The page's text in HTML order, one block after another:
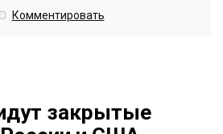
Комментировать
закрытые